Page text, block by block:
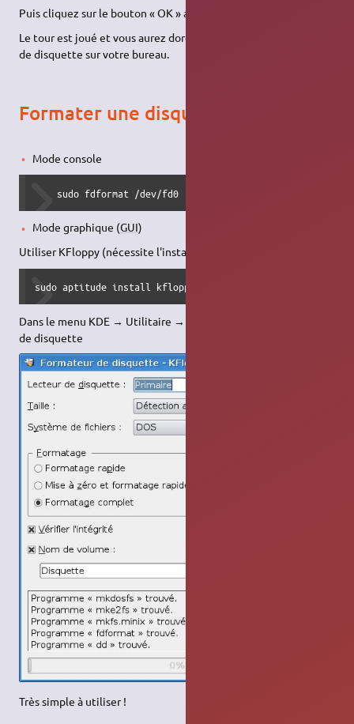
Puis cliquez sur le bouton « OK » au bas de la fenêtre.
Le tour est joué et vous aurez dorénavant toujours une icône
de disquette sur votre bureau.
Formater une disquette
Mode console
    sudo fdformat /dev/fd0
Mode graphique (GUI)
Utiliser KFloppy (nécessite l'installation du package kfloppy) :
sudo aptitude install kfloppy
Dans le menu KDE → Utilitaire → KFloppy - Outil de formatage
de disquette
Très simple à utiliser !